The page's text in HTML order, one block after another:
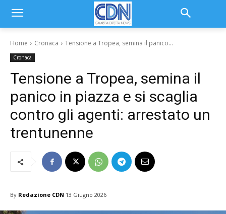
Home Cronaca Tensione a Tropea, semina il panico...
Cronaca
Tensione a Tropea, semina il
panico in piazza e si scaglia
contro gli agenti: arrestato un
trentunenne
By Redazione CDN 13 Giugno 2026